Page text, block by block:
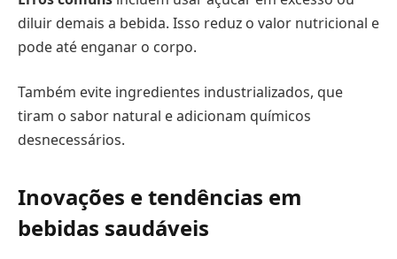
diluir demais a bebida. Isso reduz o valor nutricional e
pode até enganar o corpo.
Também evite ingredientes industrializados, que
tiram o sabor natural e adicionam químicos
desnecessários.
Inovações e tendências em
bebidas saudáveis